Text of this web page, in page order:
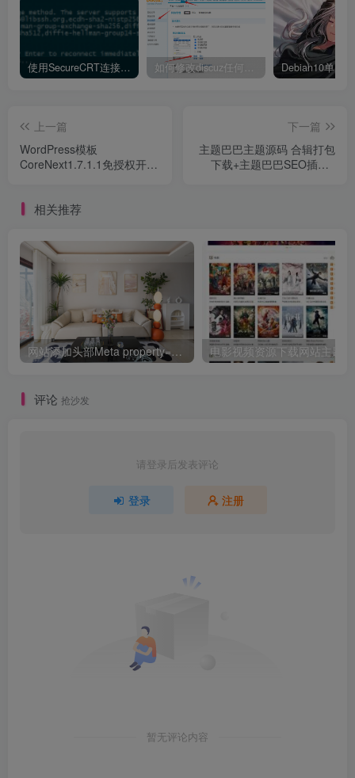
使用SecureCRT连接Ubuntu20.04报错：Key exchange failed. No compatible key exchange method. 如何修改discuz任何模板的编辑器默认字体类型和默认字体大小
上一篇
WordPress模板
CoreNext1.7.1.1免授权开心
下一篇
主题巴巴主题源码 合辑打包
下载+主题巴巴SEO插件 |
相关推荐
网站添加头部Meta property=og协议的使用方法详解教程
评论 抢沙发
请登录后发表评论
登录 注册
暂无评论内容